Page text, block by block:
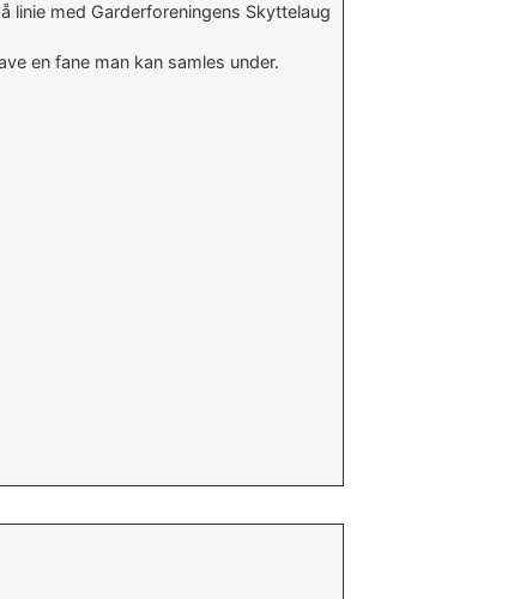
linie med Garderforeningens Skyttelaug
en fane man kan samles under.